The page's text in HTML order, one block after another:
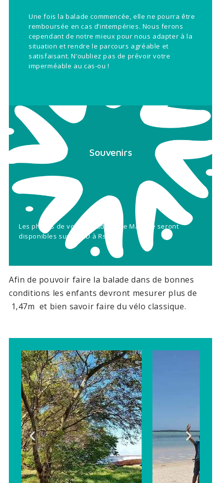
Une fois la balade commencée, elle ne pourra être
remboursée en cas d’intempéries. Nous ferons
cependant de notre mieux pour nous adapter à la
situation et rendre le parcours agréable et
satisfaisant. N’oubliez pas de prévoir votre
imperméable au cas-ou !
Souvenirs
Les photos de votre balade à l’île Maurice seront
disponibles sur un CD à Rs 800.
Afin de pouvoir faire la balade dans de bonnes
conditions les enfants devront mesurer plus de
1,47m et bien savoir faire du vélo classique.